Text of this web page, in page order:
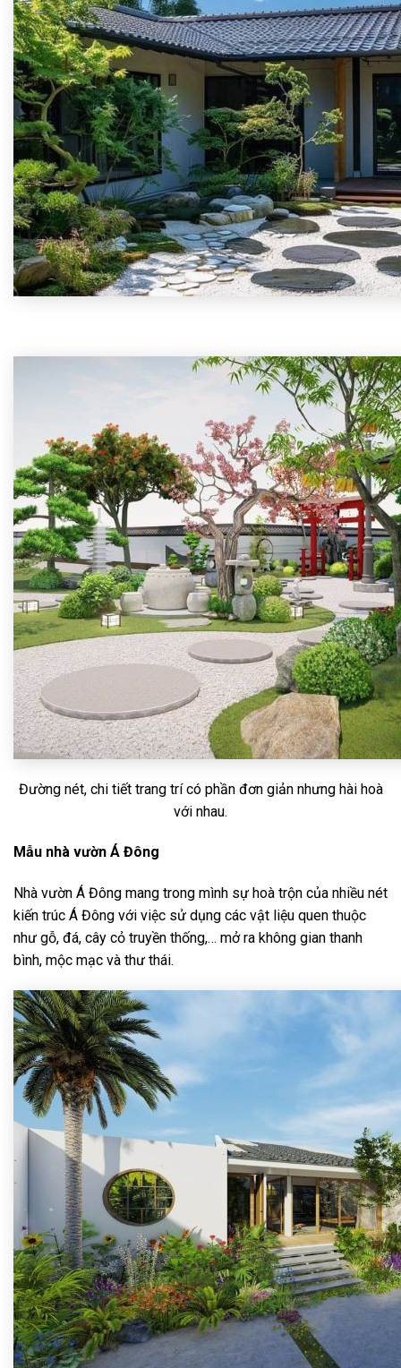
Đường nét, chi tiết trang trí có phần đơn giản nhưng hài hoà
với nhau.
Mẫu nhà vườn Á Đông
Nhà vườn Á Đông mang trong mình sự hoà trộn của nhiều nét
kiến trúc Á Đông với việc sử dụng các vật liệu quen thuộc
như gỗ, đá, cây cỏ truyền thống,… mở ra không gian thanh
bình, mộc mạc và thư thái.